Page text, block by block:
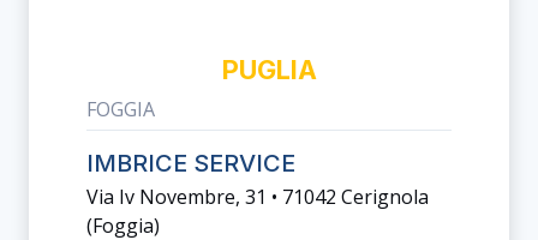
PUGLIA
FOGGIA
IMBRICE SERVICE
Via Iv Novembre, 31 • 71042 Cerignola
(foggia)